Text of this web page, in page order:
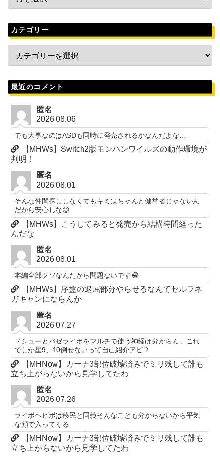
カテゴリー
最近のコメント
匿名
2026.08.06
でも大事なのはASDも同時に発売されるかなんだよな…
【MHWs】Switch2版モンハンワイルズの動作環境が
判明！
匿名
2026.08.01
そんな仲間探ししなくてもキミはちゃんと健常者じゃないん
だから安心しな😉
【MHWs】こうしてみると発売から結構時間経った
んだな
匿名
2026.08.01
本編全部クソなんだから問題ないです😂
【MHWs】序盤の退屈部分やらせるなんてセルフネ
ガキャンにならんか
匿名
2026.07.27
ドシューとバゼライボをマルチで使う神経は分からん。これ
でしか星9、10倒せないって自己紹介アピ？
【MHNow】カーナ3部位破壊済みでミリ残しで誰も
立ち上がらないから見学してたわ
匿名
2026.07.26
ライボヘビボは移民と同義そんなことも分からないから平気
な顔で入ってくる
【MHNow】カーナ3部位破壊済みでミリ残しで誰も
立ち上がらないから見学してたわ